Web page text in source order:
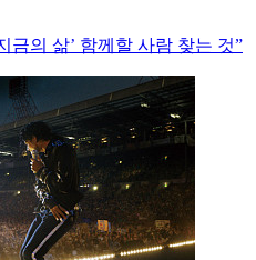
금의 삶’ 함께할 사람 찾는 것”